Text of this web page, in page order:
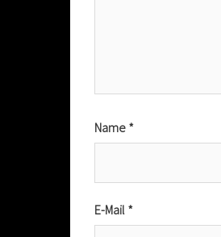
Name *
E-Mail *